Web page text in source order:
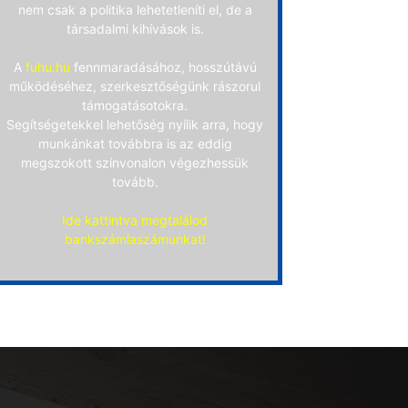
nem csak a politika lehetetleníti el, de a
társadalmi kihívások is.
A fuhu.hu fennmaradásához, hosszútávú
működéséhez, szerkesztőségünk rászorul
támogatásotokra.
Segítségetekkel lehetőség nyílik arra, hogy
munkánkat továbbra is az eddig
megszokott színvonalon végezhessük
tovább.
Ide kattintva megtalálod
bankszámlaszámunkat!